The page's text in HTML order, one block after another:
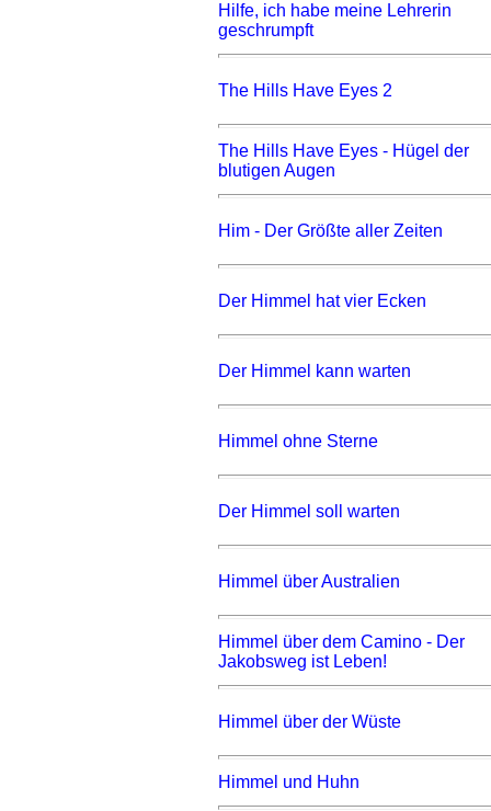
Hilfe, ich habe meine Lehrerin
geschrumpft
The Hills Have Eyes 2
The Hills Have Eyes - Hügel der
blutigen Augen
Him - Der Größte aller Zeiten
Der Himmel hat vier Ecken
Der Himmel kann warten
Himmel ohne Sterne
Der Himmel soll warten
Himmel über Australien
Himmel über dem Camino - Der
Jakobsweg ist Leben!
Himmel über der Wüste
Himmel und Huhn